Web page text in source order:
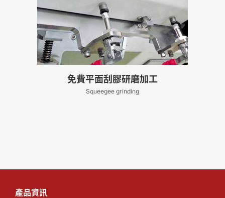
免費平面刮膠研磨加工
Squeegee grinding
產品資訊